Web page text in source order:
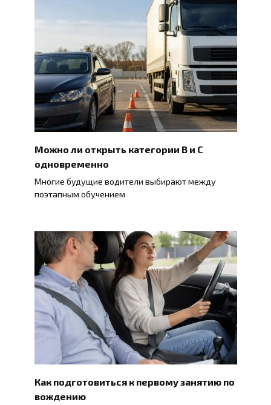
Можно ли открыть категории B и C
одновременно
Многие будущие водители выбирают между
поэтапным обучением
Как подготовиться к первому занятию по
вождению